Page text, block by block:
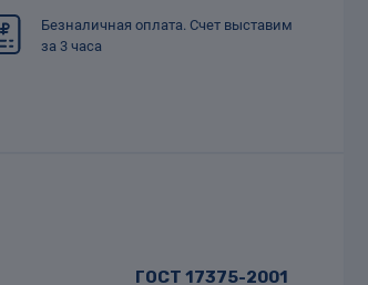
Безналичная оплата. Счет выставим
за 3 часа
ГОСТ 17375-2001